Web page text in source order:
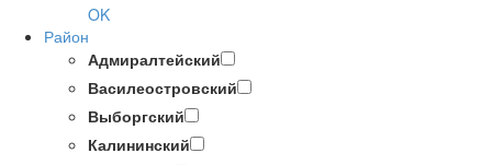
OK
Район
Адмиралтейский
Василеостровский
Выборгский
Калининский